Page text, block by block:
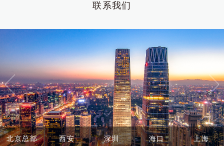
联系我们
北京总部 西安 深圳 海口 上海